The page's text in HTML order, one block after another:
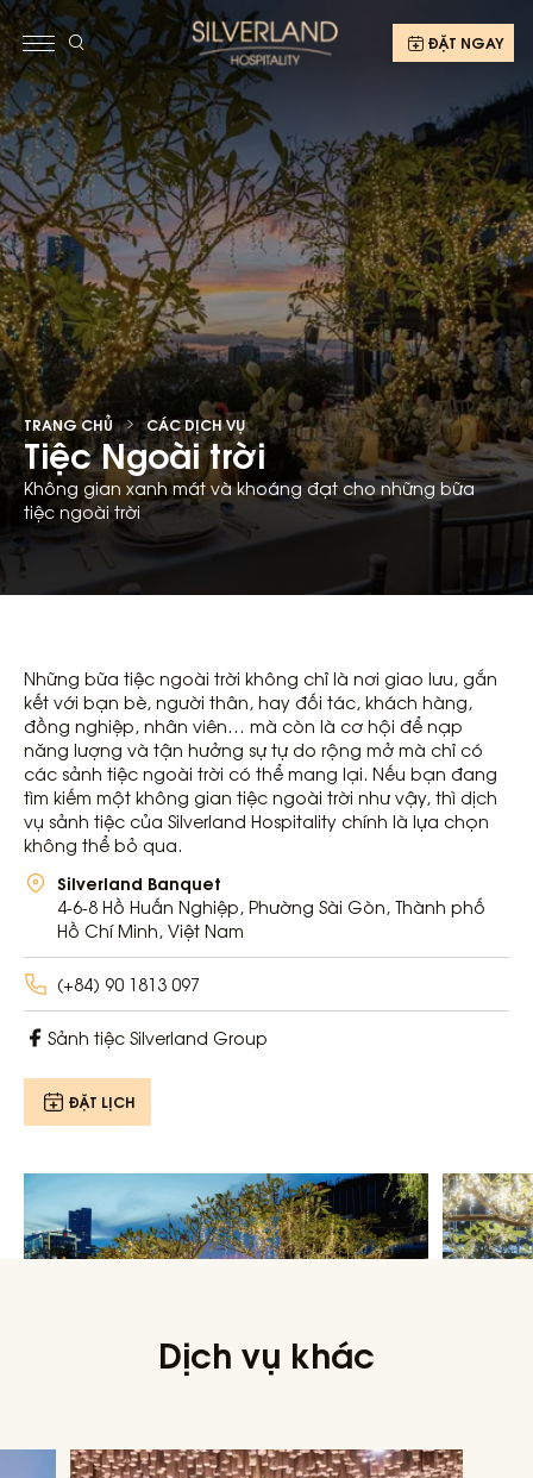
ĐẶT NGAY
TRANG CHỦ CÁC DỊCH VỤ
Tiệc Ngoài trời
Không gian xanh mát và khoáng đạt cho những bữa
tiệc ngoài trời
Những bữa tiệc ngoài trời không chỉ là nơi giao lưu, gắn
kết với bạn bè, người thân, hay đối tác, khách hàng,
đồng nghiệp, nhân viên… mà còn là cơ hội để nạp
năng lượng và tận hưởng sự tự do rộng mở mà chỉ có
các sảnh tiệc ngoài trời có thể mang lại. Nếu bạn đang
tìm kiếm một không gian tiệc ngoài trời như vậy, thì dịch
vụ sảnh tiệc của Silverland Hospitality chính là lựa chọn
không thể bỏ qua.
Silverland Banquet
4-6-8 Hồ Huấn Nghiệp, Phường Sài Gòn, Thành phố
Hồ Chí Minh, Việt Nam
(+84) 90 1813 097
Sảnh tiệc Silverland Group
ĐẶT LỊCH
Dịch vụ khác